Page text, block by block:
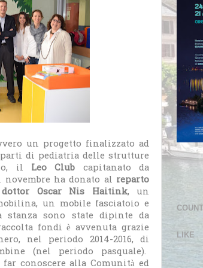
un progetto finalizzato ad
di pediatria delle strutture
il Leo Club capitanato da
novembre ha donato al reparto
dottor Oscar Nis Haitink, un
un mobile fasciatoio e
sono state dipinte da
fondi è avvenuta grazie
nel periodo 2014-2016, di
(nel periodo pasquale).
conoscere alla Comunità ed
LIKE